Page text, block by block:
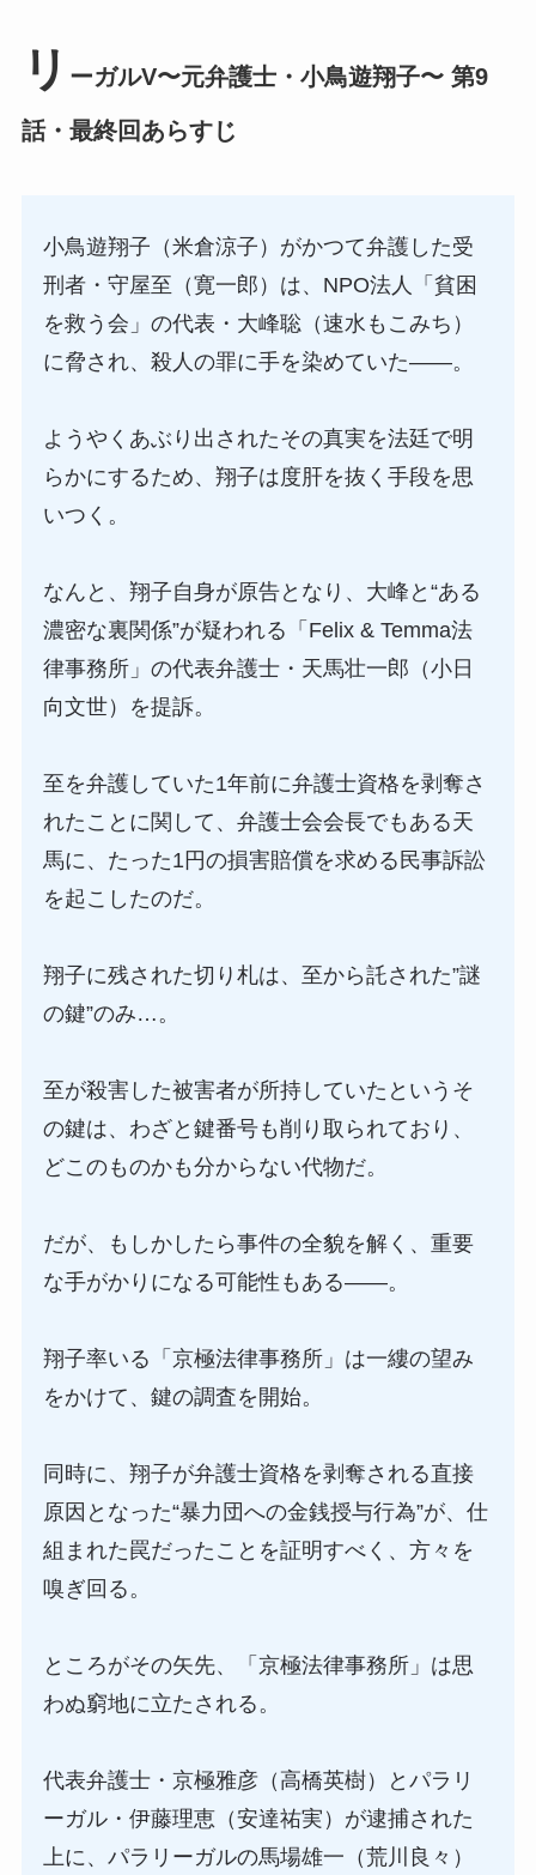
リ ーガルV〜元弁護士・小鳥遊翔子〜 第9
話・最終回あらすじ
小鳥遊翔子（米倉涼子）がかつて弁護した受
刑者・守屋至（寛一郎）は、NPO法人「貧困
を救う会」の代表・大峰聡（速水もこみち）
に脅され、殺人の罪に手を染めていた――。
ようやくあぶり出されたその真実を法廷で明
らかにするため、翔子は度肝を抜く手段を思
いつく。
なんと、翔子自身が原告となり、大峰と“ある
濃密な裏関係”が疑われる「Felix & Temma法
律事務所」の代表弁護士・天馬壮一郎（小日
向文世）を提訴。
至を弁護していた1年前に弁護士資格を剥奪さ
れたことに関して、弁護士会会長でもある天
馬に、たった1円の損害賠償を求める民事訴訟
を起こしたのだ。
翔子に残された切り札は、至から託された”謎
の鍵”のみ…。
至が殺害した被害者が所持していたというそ
の鍵は、わざと鍵番号も削り取られており、
どこのものかも分からない代物だ。
だが、もしかしたら事件の全貌を解く、重要
な手がかりになる可能性もある――。
翔子率いる「京極法律事務所」は一縷の望み
をかけて、鍵の調査を開始。
同時に、翔子が弁護士資格を剥奪される直接
原因となった“暴力団への金銭授与行為”が、仕
組まれた罠だったことを証明すべく、方々を
嗅ぎ回る。
ところがその矢先、「京極法律事務所」は思
わぬ窮地に立たされる。
代表弁護士・京極雅彦（高橋英樹）とパラリ
ーガル・伊藤理恵（安達祐実）が逮捕された
上に、パラリーガルの馬場雄一（荒川良々）